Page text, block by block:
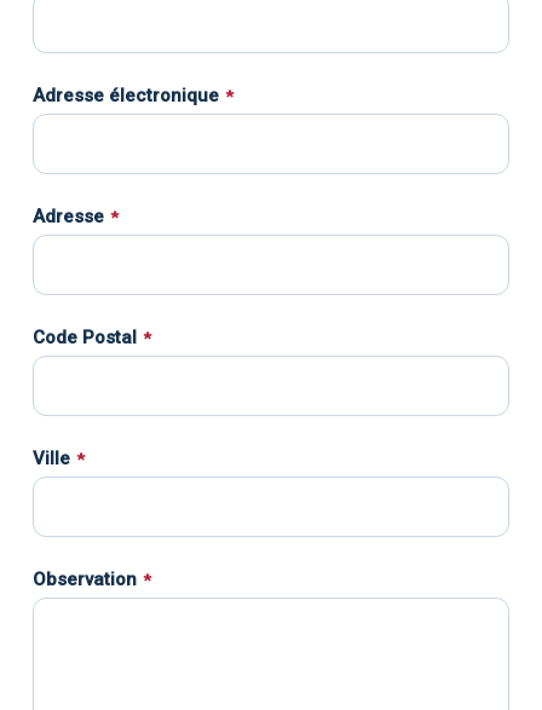
Adresse électronique *
Adresse *
Code Postal *
Ville *
Observation *